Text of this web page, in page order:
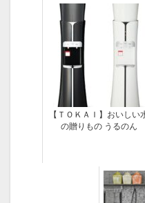
【ＴＯＫＡＩ】おいしい
の贈りもの うるのん